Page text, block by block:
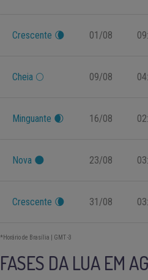
Crescente 🌘 01/08
Cheia 🌕 09/08
Minguante 🌒 16/08
Nova 🌑 23/08
Crescente 🌘 31/08
*Horário de Brasília | GMT -3
FASES DA LUA EM